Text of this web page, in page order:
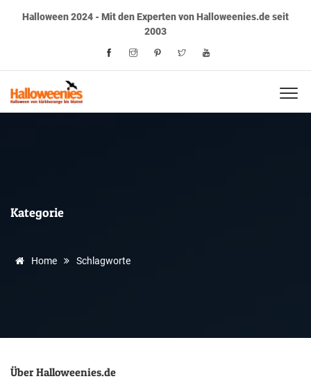
Halloween 2024 - Mit den Experten von Halloweenies.de seit
2003
Kategorie
Home Schlagworte
Über Halloweenies.de